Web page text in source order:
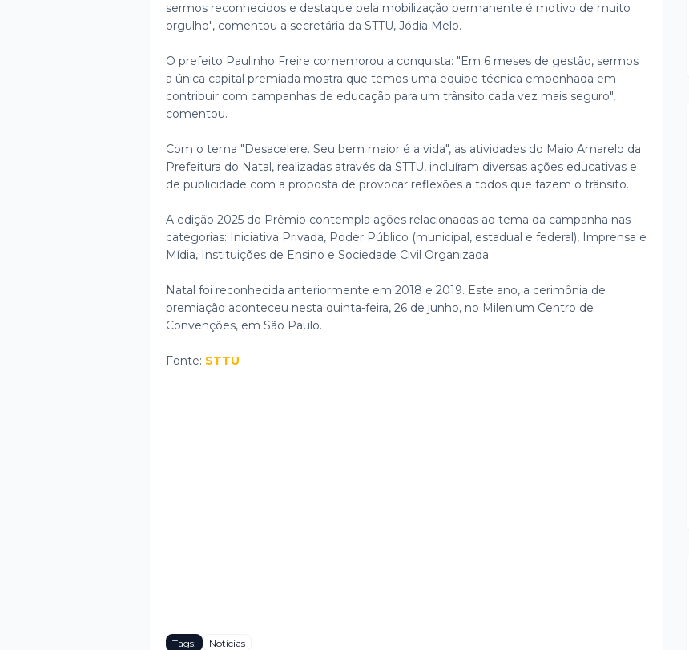
sermos reconhecidos e destaque pela mobilização permanente é motivo de muito
orgulho", comentou a secretária da STTU, Jódia Melo.
O prefeito Paulinho Freire comemorou a conquista: "Em 6 meses de gestão, sermos
a única capital premiada mostra que temos uma equipe técnica empenhada em
contribuir com campanhas de educação para um trânsito cada vez mais seguro",
comentou.
Com o tema "Desacelere. Seu bem maior é a vida", as atividades do Maio Amarelo da
Prefeitura do Natal, realizadas através da STTU, incluíram diversas ações educativas e
de publicidade com a proposta de provocar reflexões a todos que fazem o trânsito.
A edição 2025 do Prêmio contempla ações relacionadas ao tema da campanha nas
categorias: Iniciativa Privada, Poder Público (municipal, estadual e federal), Imprensa e
Mídia, Instituições de Ensino e Sociedade Civil Organizada.
Natal foi reconhecida anteriormente em 2018 e 2019. Este ano, a cerimônia de
premiação aconteceu nesta quinta-feira, 26 de junho, no Milenium Centro de
Convenções, em São Paulo.
Fonte: STTU
Tags: Notícias